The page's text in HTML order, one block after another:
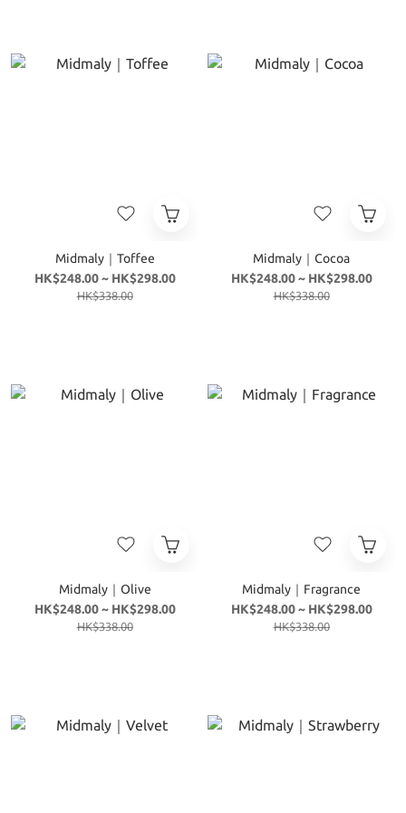
Midmaly｜Toffee
HK$248.00 ~ HK$298.00
HK$338.00
Midmaly｜Cocoa
HK$248.00 ~ HK$298.00
HK$338.00
Midmaly｜Olive
HK$248.00 ~ HK$298.00
HK$338.00
Midmaly｜Fragrance
HK$248.00 ~ HK$298.00
HK$338.00